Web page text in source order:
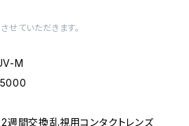
せていただきます。
M
2週間交換乱視用コンタクトレンズ